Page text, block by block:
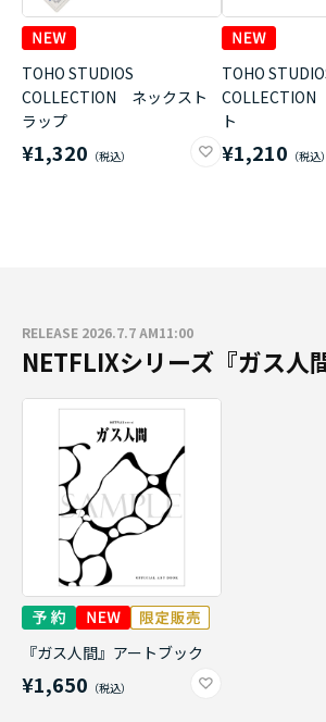
TOHO STUDIOS
COLLECTION ネックスト
ラップ
¥1,320
TOHO
ト
¥1,210
RELEASE 2026.7.7 AM11:00
NETFLIXシリーズ『ガス人
『ガス人間』アートブック
¥1,650